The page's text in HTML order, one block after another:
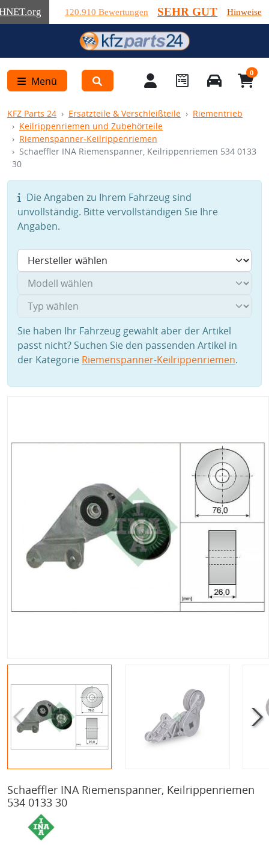
.org 120.910 Bewertungen SEHR GUT Hinweise
Menü
0
KFZ Parts 24 Ersatzteile & Verschleißteile
Riementrieb
Keilrippenriemen und Zubehörteile
Riemenspanner-Keilrippenriemen
Schaeffler INA Riemenspanner, Keilrippenriemen 534 0133
30
Die Angaben zu Ihrem Fahrzeug sind
unvollständig. Bitte vervollständigen Sie Ihre
Angaben.
Sie haben Ihr Fahrzeug gewählt aber der Artikel
passt nicht? Suchen Sie den passenden Artikel in
der Kategorie Riemenspanner-Keilrippenriemen.
Schaeffler INA Riemenspanner, Keilrippenriemen
534 0133 30